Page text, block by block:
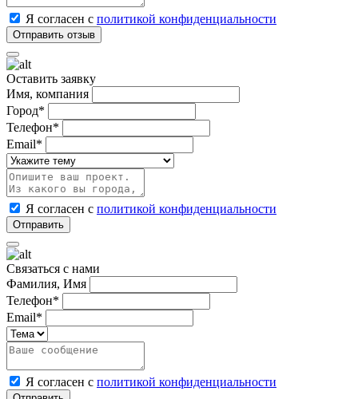
Я согласен с политикой конфиденциальности
Оставить заявку
Имя, компания
Город*
Телефон*
Email*
Я согласен с политикой конфиденциальности
Связаться с нами
Фамилия, Имя
Телефон*
Email*
Я согласен с политикой конфиденциальности